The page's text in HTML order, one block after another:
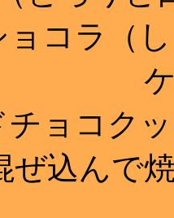
コラ（
ョコク
ぜ込んで